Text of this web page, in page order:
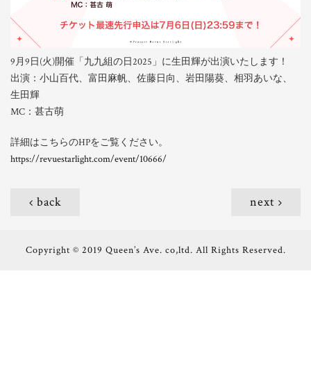
9月9日(火)開催「九九組の日2025」に生田輝が出演いたします！
出演：小山百代、富田麻帆、佐藤日向、岩田陽葵、相羽あいな、
生田輝
MC：甚古萌
詳細はこちらのHPをご覧ください。
https://revuestarlight.com/event/10666/
back next
Copyright © 2019 Queen’s Ave. co,ltd. All Rights Reserved.